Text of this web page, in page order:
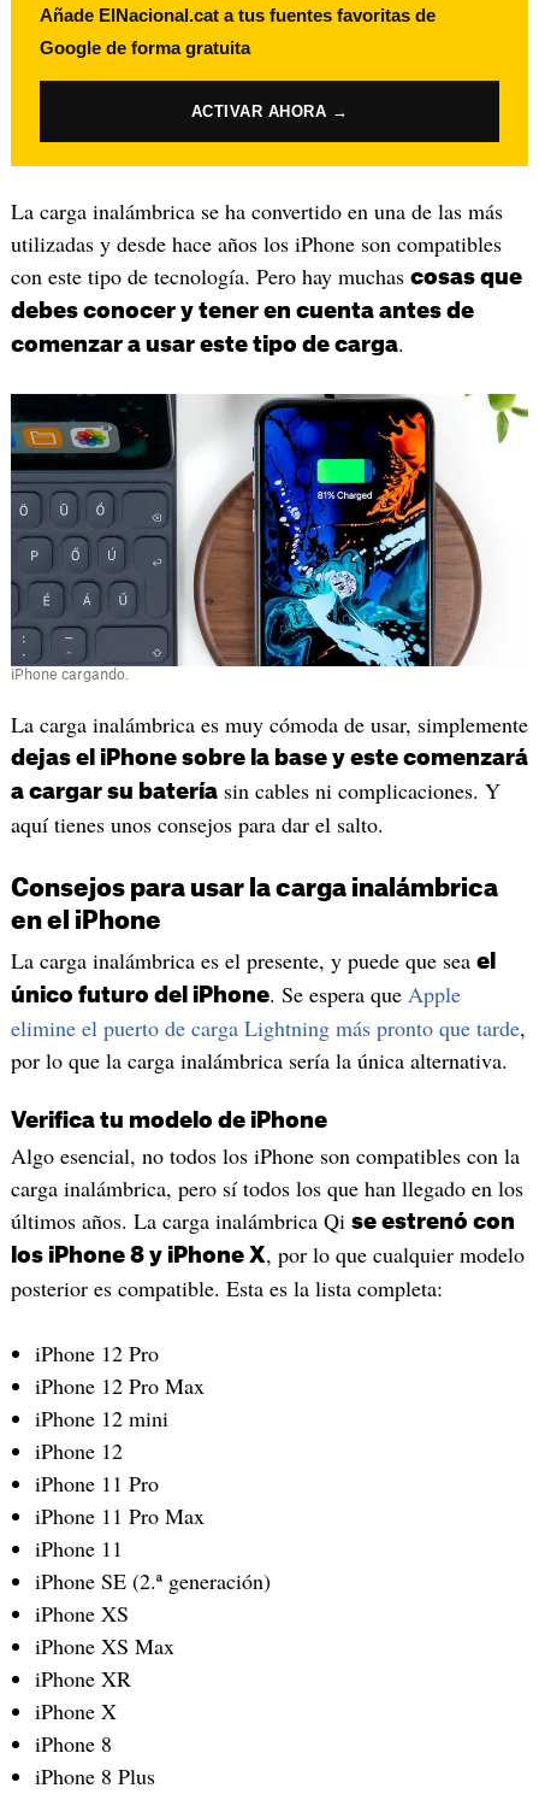
Añade ElNacional.cat a tus fuentes favoritas de
Google de forma gratuita
ACTIVAR AHORA →
La carga inalámbrica se ha convertido en una de las más
utilizadas y desde hace años los iPhone son compatibles
con este tipo de tecnología. Pero hay muchas cosas que
debes conocer y tener en cuenta antes de
comenzar a usar este tipo de carga.
iPhone cargando.
La carga inalámbrica es muy cómoda de usar, simplemente
dejas el iPhone sobre la base y este comenzará
a cargar su bateríasin cables ni complicaciones. Y
aquí tienes unos consejos para dar el salto.
Consejos para usar la carga inalámbrica
en el iPhone
La carga inalámbrica es el presente, y puede que sea el
único futuro del iPhone. Se espera que Apple
elimine el puerto de carga Lightning más pronto que tarde,
por lo que la carga inalámbrica sería la única alternativa.
Verifica tu modelo de iPhone
Algo esencial, no todos los iPhone son compatibles con la
carga inalámbrica, pero sí todos los que han llegado en los
últimos años. La carga inalámbrica Qi se estrenó con
los iPhone 8 y iPhone X, por lo que cualquier modelo
posterior es compatible. Esta es la lista completa:
iPhone 12 Pro
iPhone 12 Pro Max
iPhone 12 mini
iPhone 12
iPhone 11 Pro
iPhone 11 Pro Max
iPhone 11
iPhone SE (2.ª generación)
iPhone XS
iPhone XS Max
iPhone XR
iPhone X
iPhone 8
iPhone 8 Plus